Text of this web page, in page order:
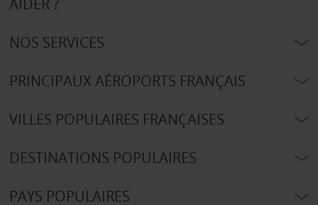
AIDER ?
NOS SERVICES
PRINCIPAUX AÉROPORTS FRANÇAIS
VILLES POPULAIRES FRANÇAISES
DESTINATIONS POPULAIRES
PAYS POPULAIRES